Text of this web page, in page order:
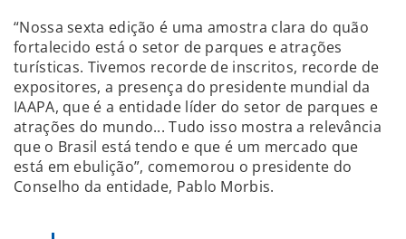
“Nossa sexta edição é uma amostra clara do quão
fortalecido está o setor de parques e atrações
turísticas. Tivemos recorde de inscritos, recorde de
expositores, a presença do presidente mundial da
IAAPA, que é a entidade líder do setor de parques e
atrações do mundo... Tudo isso mostra a relevância
que o Brasil está tendo e que é um mercado que
está em ebulição”, comemorou o presidente do
Conselho da entidade, Pablo Morbis.